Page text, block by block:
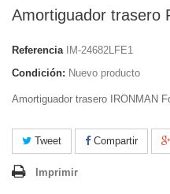
Amortiguador trasero
Referencia
IM-24682LFE1
Condición: Nuevo producto
Amortiguador trasero IRONMAN
Tweet Compartir
Imprimir